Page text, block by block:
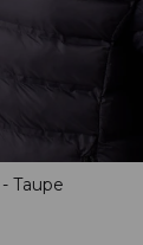
Taupe